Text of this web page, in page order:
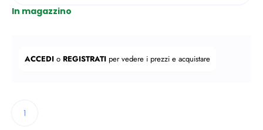
In magazzino
ACCEDI o REGISTRATI per vedere i prezzi e acquistare